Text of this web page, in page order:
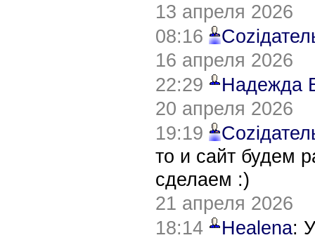
13 апреля 2026
08:16
16 апреля 2026
22:29
Надежда
20 апреля 2026
19:19
то и сайт будем
сделаем :)
21 апреля 2026
18:14
Healena: